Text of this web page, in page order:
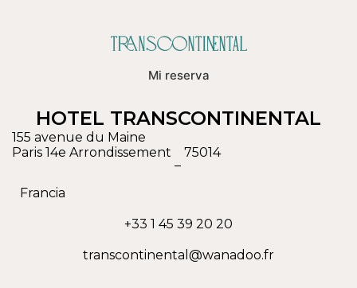
Mi reserva
HOTEL TRANSCONTINENTAL
155 avenue du Maine
Paris 14e Arrondissement
–
75014
Francia
+33 1 45 39 20 20
transcontinental@wanadoo.fr